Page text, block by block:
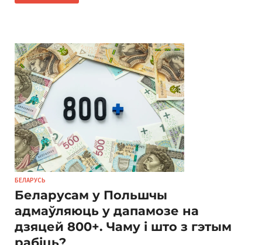
БЕЛАРУСЬ
Беларусам у Польшчы
адмаўляюць у дапамозе на
дзяцей 800+. Чаму і што з гэтым